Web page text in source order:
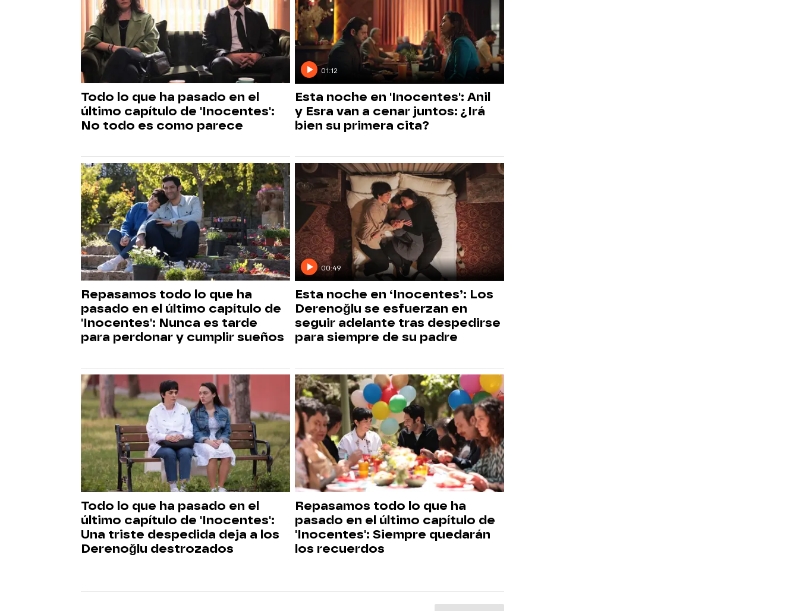
Todo lo que ha pasado en el
último capítulo de 'Inocentes':
No todo es como parece
01:12
Esta noche en 'Inocentes': Anil
y Esra van a cenar juntos: ¿Irá
bien su primera cita?
Repasamos todo lo que ha
pasado en el último capítulo de
'Inocentes': Nunca es tarde
para perdonar y cumplir sueños
00:49
Esta noche en ‘Inocentes’: Los
Derenoğlu se esfuerzan en
seguir adelante tras despedirse
para siempre de su padre
Todo lo que ha pasado en el
último capítulo de 'Inocentes':
Una triste despedida deja a los
Derenoğlu destrozados
Repasamos todo lo que ha
pasado en el último capítulo de
'Inocentes': Siempre quedarán
los recuerdos